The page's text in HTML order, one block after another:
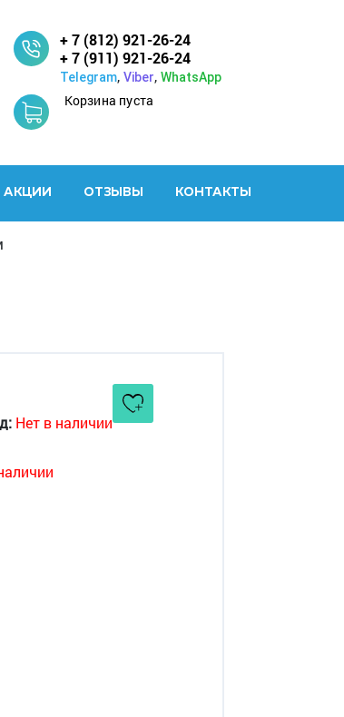
+ 7 (812) 921-26-24
+ 7 (911) 921-26-24
Telegram, Viber, WhatsApp
Корзина пуста
АКЦИИ ОТЗЫВЫ КОНТАКТЫ
Нет в наличии